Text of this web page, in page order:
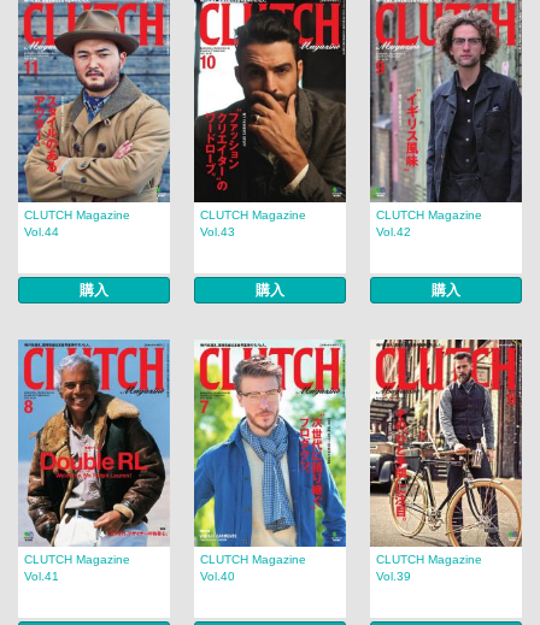
CLUTCH Magazine
Vol.44
購入
CLUTCH Magazine
Vol.43
購入
CLUTCH Magazine
Vol.42
購入
CLUTCH Magazine
Vol.41
CLUTCH Magazine
Vol.40
CLUTCH Magazine
Vol.39